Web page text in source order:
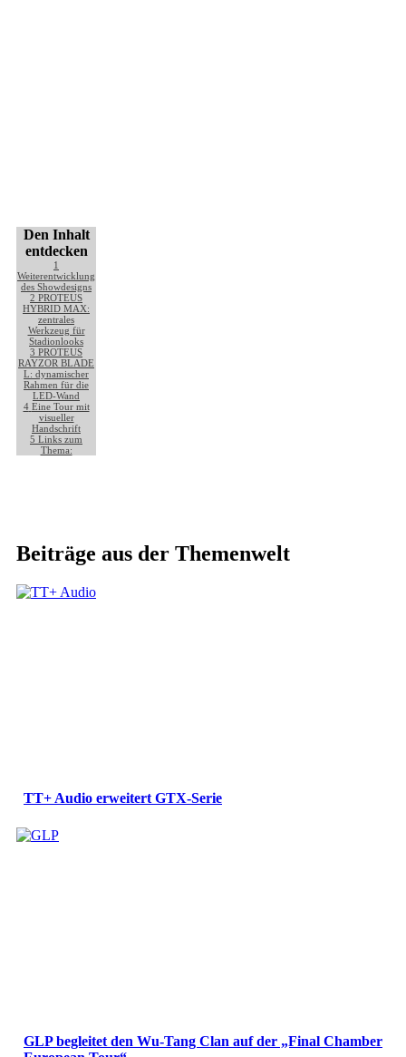
Den Inhalt
entdecken
1
Weiterentwicklung
des Showdesigns
2 PROTEUS
HYBRID MAX:
zentrales
Werkzeug für
Stadionlooks
3 PROTEUS
RAYZOR BLADE
L: dynamischer
Rahmen für die
LED-Wand
4 Eine Tour mit
visueller
Handschrift
5 Links zum
Thema:
Beiträge aus der Themenwelt
TT+ Audio erweitert GTX-Serie
GLP begleitet den Wu-Tang Clan auf der „Final Chamber